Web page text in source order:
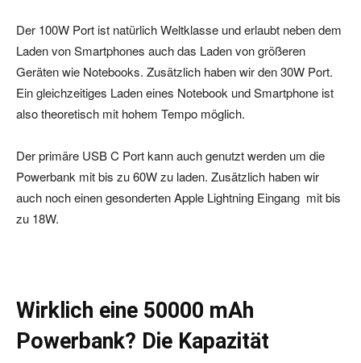
Der 100W Port ist natürlich Weltklasse und erlaubt neben dem
Laden von Smartphones auch das Laden von größeren
Geräten wie Notebooks. Zusätzlich haben wir den 30W Port.
Ein gleichzeitiges Laden eines Notebook und Smartphone ist
also theoretisch mit hohem Tempo möglich.
Der primäre USB C Port kann auch genutzt werden um die
Powerbank mit bis zu 60W zu laden. Zusätzlich haben wir
auch noch einen gesonderten Apple Lightning Eingang mit bis
zu 18W.
Wirklich eine 50000 mAh
Powerbank? Die Kapazität